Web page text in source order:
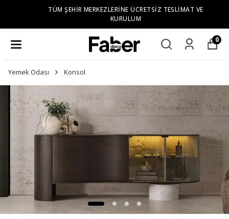
TÜM ŞEHIR MERKEZLERINE ÜCRETSIZ TESLIMAT VE
KURULUM
0
Yemek Odası Konsol